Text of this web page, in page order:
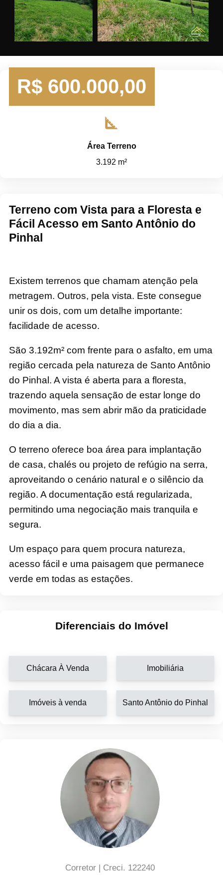
R$ 600.000,00
square_foot
Área Terreno
3.192 m²
Terreno com Vista para a Floresta e
Fácil Acesso em Santo Antônio do
Pinhal
Existem terrenos que chamam atenção pela
metragem. Outros, pela vista. Este consegue
unir os dois, com um detalhe importante:
facilidade de acesso.
São 3.192m² com frente para o asfalto, em uma
região cercada pela natureza de Santo Antônio
do Pinhal . A vista é aberta para a floresta,
trazendo aquela sensação de estar longe do
movimento, mas sem abrir mão da praticidade
do dia a dia.
O terreno oferece boa área para implantação
de casa, chalés ou projeto de refúgio na serra,
aproveitando o cenário natural e o silêncio da
região. A documentação está regularizada,
permitindo uma negociação mais tranquila e
segura.
Um espaço para quem procura natureza,
acesso fácil e uma paisagem que permanece
verde em todas as estações.
Diferenciais do Imóvel
Chácara À Venda Imobiliária
Imóveis à venda Santo Antônio do Pinhal
Corretor | Creci. 122240